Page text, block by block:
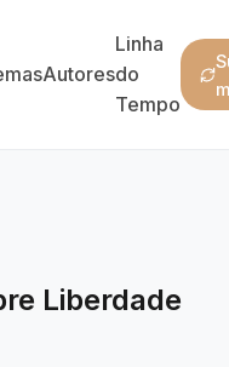
Autores
Linha
do
Tempo
Liberdade